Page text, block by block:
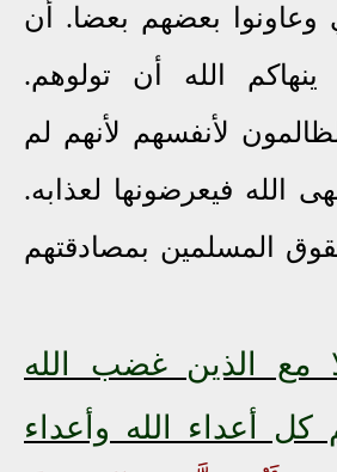
وعاونوا بعضهم بعضا. أن
الله أن تولوهم.
لأنفسهم لأنهم لم
الله فيعرضونها لعذابه.
المسلمين بمصادقتهم
مع الذين غضب الله
كل أعداء الله وأعداء